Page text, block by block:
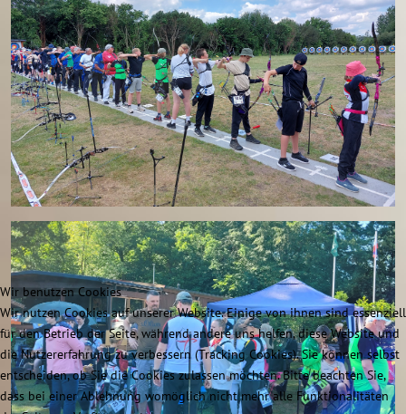
Wir benutzen Cookies
Wir nutzen Cookies auf unserer Website. Einige von ihnen sind essenziell
für den Betrieb der Seite, während andere uns helfen, diese Website und
die Nutzererfahrung zu verbessern (Tracking Cookies). Sie können selbst
entscheiden, ob Sie die Cookies zulassen möchten. Bitte beachten Sie,
dass bei einer Ablehnung womöglich nicht mehr alle Funktionalitäten